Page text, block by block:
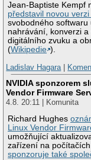
Jean-Baptiste Kempf
představil novou
svobodného
nahrávání, konverzi
digitálního zvuku a
(Wikipedie ).
Ladislav Hagara|
NVIDIA sponzorem
Vendor Firmware
4.8. 20:11 | Komunita
Richard Hughes
Linux Vendor
umožňující
zařízení na
sponzoruje také